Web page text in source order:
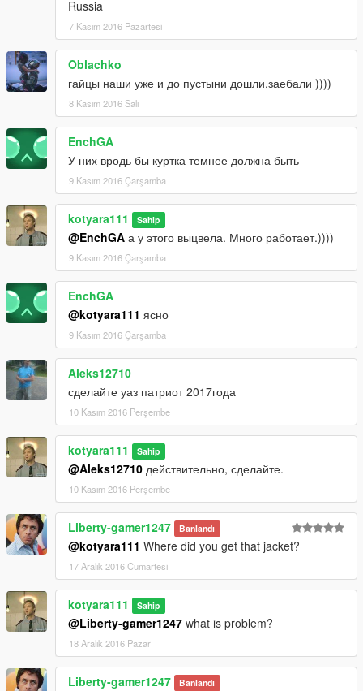
Russia
7 Kasım 2016 Pazartesi
Oblachko
гайцы наши уже и до пустыни дошли,заебали ))))
8 Kasım 2016 Salı
EnchGA
У них вродь бы куртка темнее должна быть
9 Kasım 2016 Çarşamba
kotyara111 Sahip
@EnchGA а у этого выцвела. Много работает.))))
9 Kasım 2016 Çarşamba
EnchGA
@kotyara111 ясно
9 Kasım 2016 Çarşamba
Aleks12710
сделайте уаз патриот 2017года
10 Kasım 2016 Perşembe
kotyara111 Sahip
@Aleks12710 действительно, сделайте.
10 Kasım 2016 Perşembe
Liberty-gamer1247 Banlandı
@kotyara111 Where did you get that jacket?
17 Aralık 2016 Cumartesi
kotyara111 Sahip
@Liberty-gamer1247 what is problem?
18 Aralık 2016 Pazar
Liberty-gamer1247 Banlandı